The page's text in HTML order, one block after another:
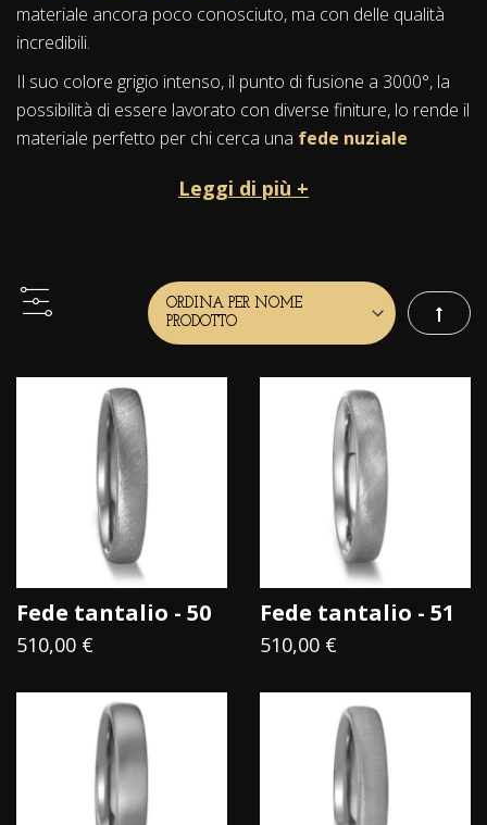
materiale ancora poco conosciuto, ma con delle qualità
incredibili.
Il suo colore grigio intenso, il punto di fusione a 3000°, la
possibilità di essere lavorato con diverse finiture, lo rende il
materiale perfetto per chi cerca una fede nuziale
esprimere i sentimenti più profondi.
Il Tantalio è uno degli ultimi metalli scoperti nel mondo, nel
1802.
Il suo nome è ispirato a Tantalo, che nella mitologia greca
era figlio di Zeus.
La storia narra che Tantalo fu famoso per la punizione
eterna, dove fu costretto di restare sotto uno specchio
d'acqua per sempre, avendo sempre in vista dei deliziosi
frutti appesi appena oltre la sua portata.
Anche il Tantalio può essere immerso nell'acqua per
l'eternità senza cedere al suo potere.
Leggi di più +
Fede tantalio - 50
510,00 €
Fede tantalio - 51
510,00 €